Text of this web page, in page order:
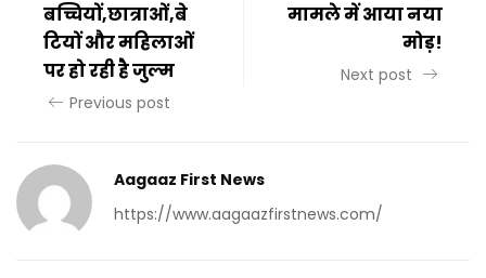
बच्चियों,छात्राओं,बे
टियों और महिलाओं
पर हो रही है जुल्म
Previous post
मामले में आया नया
मोड़!
Next post
Aagaaz First News
https://www.aagaazfirstnews.com/